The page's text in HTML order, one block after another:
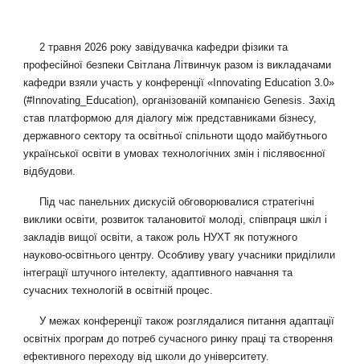
2 травня 2026 року завідувачка кафедри фізики та
професійної безпеки Світлана Літвинчук разом із викладачами
кафедри взяли участь у конференції «Innovating Education 3.0»
(#Innovating_Education), організованій компанією Genesis. Захід
став платформою для діалогу між представниками бізнесу,
державного сектору та освітньої спільноти щодо майбутнього
української освіти в умовах технологічних змін і післявоєнної
відбудови.
Під час панельних дискусій обговорювалися стратегічні
виклики освіти, розвиток талановитої молоді, співпраця шкіл і
закладів вищої освіти, а також роль НУХТ як потужного
науково-освітнього центру. Особливу увагу учасники приділили
інтеграції штучного інтелекту, адаптивного навчання та
сучасних технологій в освітній процес.
У межах конференції також розглядалися питання адаптації
освітніх програм до потреб сучасного ринку праці та створення
ефективного переходу від школи до університету.